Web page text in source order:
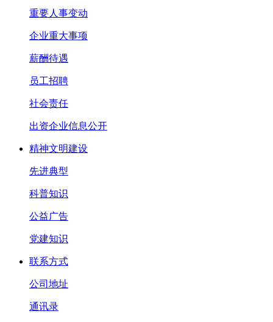
重要人事变动
企业重大事项
薪酬待遇
员工招聘
社会责任
出资企业信息公开
精神文明建设
先进典型
科普知识
公益广告
党建知识
联系方式
公司地址
通讯录